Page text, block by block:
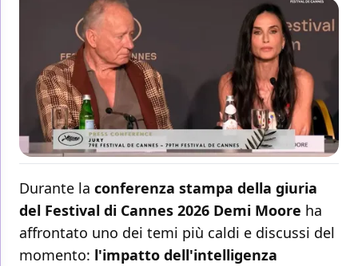
Durante la conferenza stampa della giuria
del Festival di Cannes 2026 Demi Moore ha
affrontato uno dei temi più caldi e discussi del
momento: l'impatto dell'intelligenza